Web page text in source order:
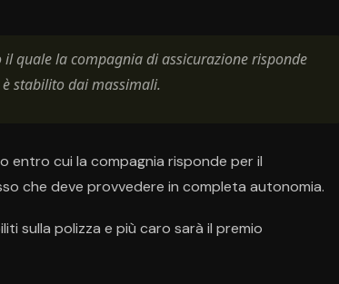
quale la compagnia di assicurazione risponde
stabilito dai massimali.
entro cui la compagnia risponde per il
che deve provvedere in completa autonomia.
sulla polizza e più caro sarà il premio